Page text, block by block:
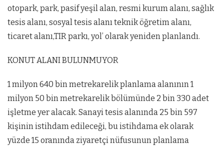
otopark, park, pasif yeşil alan, resmi kurum alanı, sağlık
tesis alanı, sosyal tesis alanı teknik öğretim alanı,
ticaret alanı,TIR parkı, yol’ olarak yeniden planlandı.
KONUT ALANI BULUNMUYOR
1 milyon 640 bin metrekarelik planlama alanının 1
milyon 50 bin metrekarelik bölümünde 2 bin 330 adet
işletme yer alacak. Sanayi tesis alanında 25 bin 597
kişinin istihdam edileceği, bu istihdama ek olarak
yüzde 15 oranında ziyaretçi nüfusunun planlama